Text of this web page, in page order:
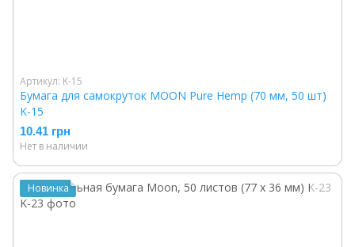
Артикул: K-15
Бумага для самокруток MOON Pure Hemp (70 мм, 50 шт)
K-15
10.41 грн
Нет в наличии
Новинка